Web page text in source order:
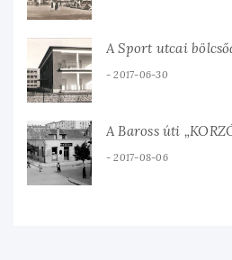
A Sport utcai
2017-06-30
A Baross úti
2017-08-06